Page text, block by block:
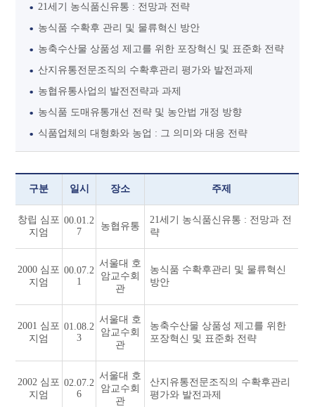
21세기 농식품신유통 : 전망과 전략
농식품 수확후 관리 및 물류혁신 방안
농축수산물 상품성 제고를 위한 포장혁신 및 표준화 전략
산지유통전문조직의 수확후관리 평가와 발전과제
농협유통사업의 발전전략과 과제
농식품 도매유통개선 전략 및 농안법 개정 방향
식품업체의 대형화와 농업 : 그 의미와 대응 전략
구분 일시 장소 주제
창립 심포
지엄
00.01.2
7
농협유통
21세기 농식품신유통 : 전망과 전
략
2000 심포
지엄
00.07.2
1
서울대 호
암교수회
관
농식품 수확후관리 및 물류혁신
방안
2001 심포
지엄
01.08.2
3
서울대 호
암교수회
관
농축수산물 상품성 제고를 위한
포장혁신 및 표준화 전략
2002 심포
지엄
02.07.2
6
서울대 호
암교수회
관
산지유통전문조직의 수확후관리
평가와 발전과제